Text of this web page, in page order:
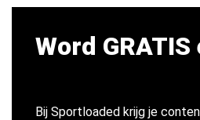
Word GRATIS
Bij Sportloaded krijg je